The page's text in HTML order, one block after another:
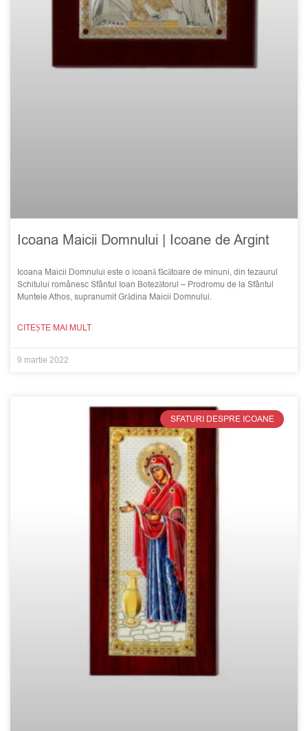
Icoana Maicii Domnului | Icoane de Argint
Icoana Maicii Domnului este o icoană făcătoare de minuni, din tezaurul
Schitului românesc Sfântul Ioan Botezătorul – Prodromu de la Sfântul
Muntele Athos, supranumit Grădina Maicii Domnului.
CITEȘTE MAI MULT
9 martie 2022
SFATURI DESPRE ICOANE